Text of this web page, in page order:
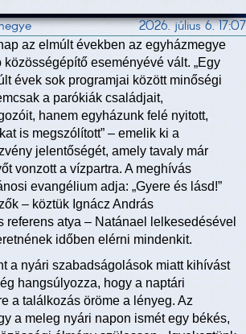
2026. július 6. 17:07
az elmúlt években az egyházmegye
eseményévé vált. „Egy
évek sok programjai között minőségi
a parókiák családjait,
hanem egyházunk felé nyitott,
is megszólított” – emelik ki a
jelentőségét, amely tavaly már
vonzott a vízpartra. A meghívás
evangélium adja: „Gyere és lásd!”
– köztük Ignácz András
referens atya – Natánael lelkesedésével
időben elérni mindenkit.
a nyári szabadságolások miatt kihívást
hangsúlyozza, hogy a naptári
a találkozás öröme a lényeg. Az
a meleg nyári napon ismét egy békés,